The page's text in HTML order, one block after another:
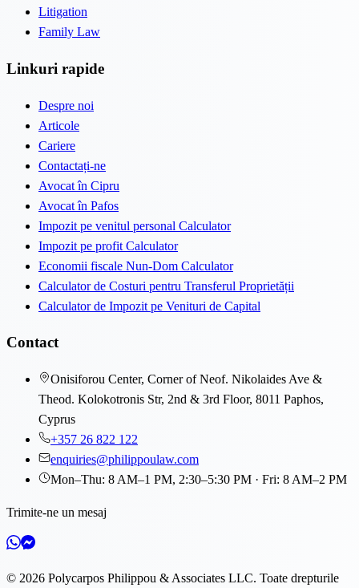
Litigation
Family Law
Linkuri rapide
Despre noi
Articole
Cariere
Contactați-ne
Avocat în Cipru
Avocat în Pafos
Impozit pe venitul personal Calculator
Impozit pe profit Calculator
Economii fiscale Nun-Dom Calculator
Calculator de Costuri pentru Transferul Proprietății
Calculator de Impozit pe Venituri de Capital
Contact
Onisiforou Center, Corner of Neof. Nikolaides Ave &
Theod. Kolokotronis Str, 2nd & 3rd Floor, 8011 Paphos,
Cyprus
+357 26 822 122
enquiries@philippoulaw.com
Mon–Thu: 8 AM–1 PM, 2:30–5:30 PM · Fri: 8 AM–2 PM
Trimite-ne un mesaj
© 2026 Polycarpos Philippou & Associates LLC. Toate drepturile